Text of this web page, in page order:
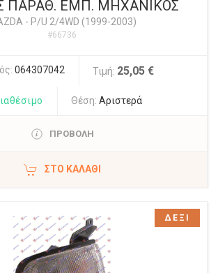
ΠΑΡΑΘ. ΕΜΠ. ΜΗΧΑΝΙΚΟΣ
- P/U 2/4WD (1999-2003)
#66736
064307042 Τιμή: 25,05 €
Θέση: Αριστερά
ΠΡΟΒΟΛΗ
ΣΤΟ ΚΑΛΆΘΙ
ΔΕΞΙ